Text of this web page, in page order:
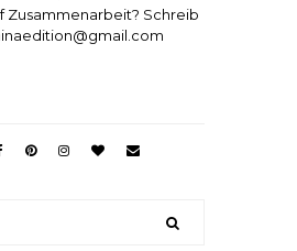
Zusammenarbeit? Schreib